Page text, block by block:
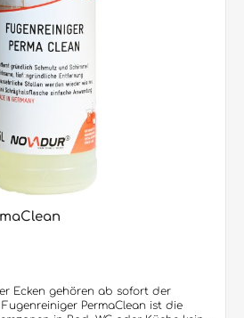
Ecken gehören ab sofort der
PermaClean ist die